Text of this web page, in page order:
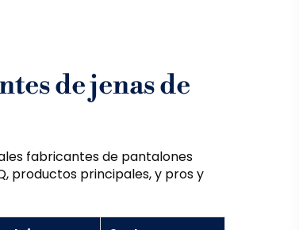
de jenas de
fabricantes de pantalones
productos principales, y pros y